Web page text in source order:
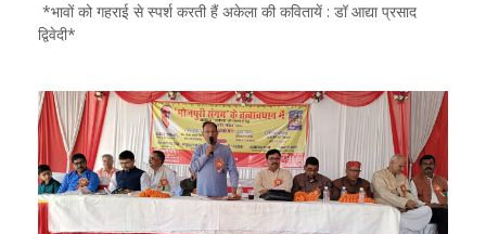
*भावों को गहराई से स्पर्श करती हैं अकेला की कवितायें : डॉ आद्या प्रसाद
द्विवेदी*